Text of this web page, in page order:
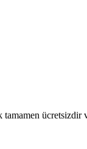
ücretsizdir